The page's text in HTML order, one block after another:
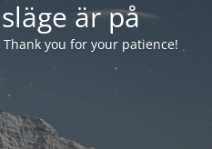
är på
you for your patience!